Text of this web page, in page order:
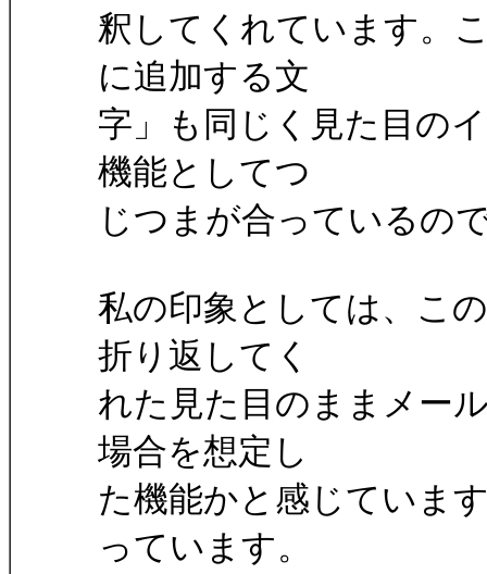
釈してくれています。
に追加する文
字」も同じく見た目の
機能としてつ
じつまが合っているの
私の印象としては、こ
折り返してく
れた見た目のままメー
場合を想定し
た機能かと感じていま
っています。